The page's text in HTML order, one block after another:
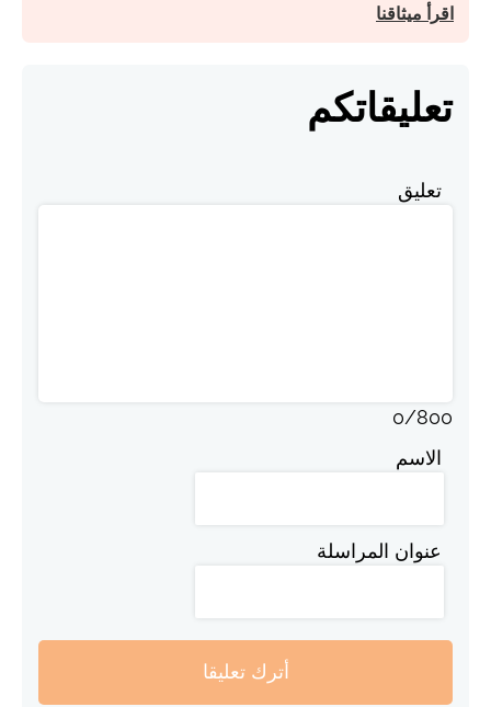
اقرأ ميثاقنا
تعليقاتكم
تعليق
0/800
الاسم
عنوان المراسلة
أترك تعليقا